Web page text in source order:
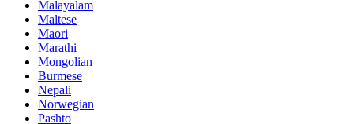
Malayalam
Maltese
Maori
Marathi
Mongolian
Burmese
Nepali
Norwegian
Pashto